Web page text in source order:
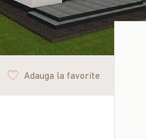
Adauga la favorite